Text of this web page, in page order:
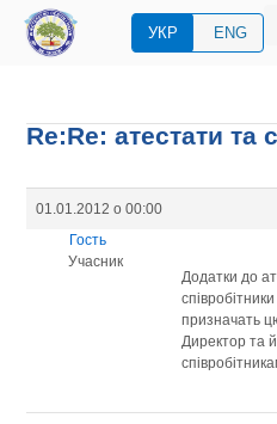
УКР ENG
Re:Re: атестати та
01.01.2012 о 00:00
Гость
Учасник
Додатки до
призначать
Директор та